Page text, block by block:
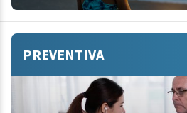
PREVENTIVA